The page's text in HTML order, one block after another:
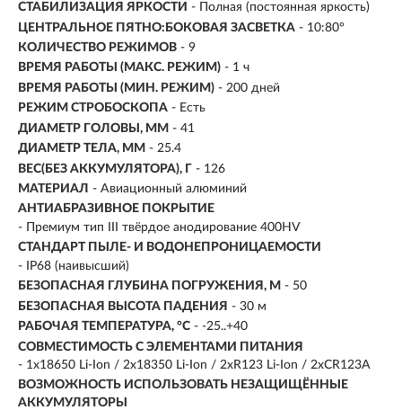
СТАБИЛИЗАЦИЯ ЯРКОСТИ - Полная (постоянная яркость)
ЦЕНТРАЛЬНОЕ ПЯТНО:БОКОВАЯ ЗАСВЕТКА - 10:80°
КОЛИЧЕСТВО РЕЖИМОВ - 9
ВРЕМЯ РАБОТЫ (МАКС. РЕЖИМ) - 1 ч
ВРЕМЯ РАБОТЫ (МИН. РЕЖИМ) - 200 дней
РЕЖИМ СТРОБОСКОПА - Есть
ДИАМЕТР ГОЛОВЫ, ММ - 41
ДИАМЕТР ТЕЛА, ММ - 25.4
ВЕС(БЕЗ АККУМУЛЯТОРА), Г - 126
МАТЕРИАЛ - Авиационный алюминий
АНТИАБРАЗИВНОЕ ПОКРЫТИЕ
- Премиум тип III твёрдое анодирование 400HV
СТАНДАРТ ПЫЛЕ- И ВОДОНЕПРОНИЦАЕМОСТИ
- IP68 (наивысший)
БЕЗОПАСНАЯ ГЛУБИНА ПОГРУЖЕНИЯ, М - 50
БЕЗОПАСНАЯ ВЫСОТА ПАДЕНИЯ - 30 м
РАБОЧАЯ ТЕМПЕРАТУРА, °C - -25..+40
СОВМЕСТИМОСТЬ С ЭЛЕМЕНТАМИ ПИТАНИЯ
- 1x18650 Li-Ion / 2x18350 Li-Ion / 2xR123 Li-Ion / 2xCR123A
ВОЗМОЖНОСТЬ ИСПОЛЬЗОВАТЬ НЕЗАЩИЩЁННЫЕ
АККУМУЛЯТОРЫ